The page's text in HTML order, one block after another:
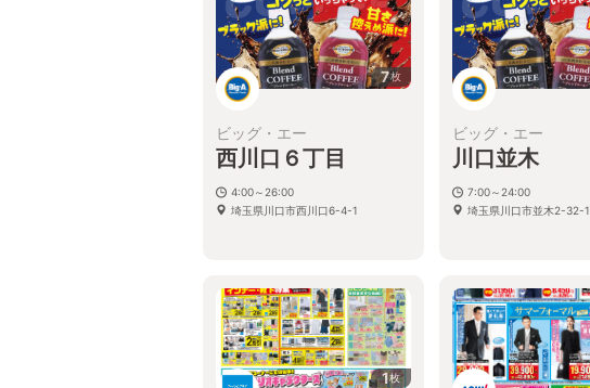
7枚
ビッグ・エー
西川口６丁目
4:00～26:00
埼玉県川口市西川口6-4-1
ビッグ・エー
川口並木
7:00～24:00
埼玉県川口市並木2-32-1
1枚